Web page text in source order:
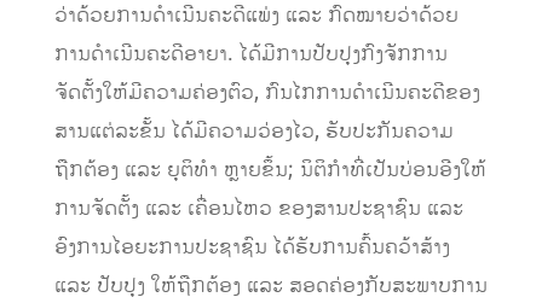
ວ່າດ້ວຍການດໍາເນີນຄະດີແພ່ງ ແລະ ກົດໝາຍວ່າດ້ວຍ
ການດໍາເນີນຄະດີອາຍາ. ໄດ້ມີການປັບປຸງກົງຈັກການ
ຈັດຕັ້ງໃຫ້ມີຄວາມຄ່ອງຕົວ, ກົນໄກການດຳເນີນຄະດີຂອງ
ສານແຕ່ລະຂັ້ນ ໄດ້ມີຄວາມວ່ອງໄວ, ຮັບປະກັນຄວາມ
ຖືກຕ້ອງ ແລະ ຍຸຕິທຳ ຫຼາຍຂຶ້ນ; ນິຕິກໍາທີ່ເປັນບ່ອນອີງໃຫ້
ການຈັດຕັ້ງ ແລະ ເຄື່ອນໄຫວ ຂອງສານປະຊາຊົນ ແລະ
ອົງການໄອຍະການປະຊາຊົນ ໄດ້ຮັບການຄົ້ນຄວ້າສ້າງ
ແລະ ປັບປຸງ ໃຫ້ຖືກຕ້ອງ ແລະ ສອດຄ່ອງກັບສະພາບການ